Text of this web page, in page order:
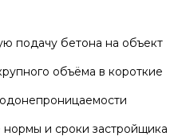
подачу бетона на объект
объёма в короткие
и сроки застройщика